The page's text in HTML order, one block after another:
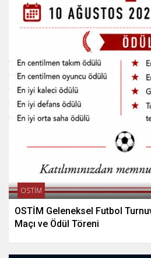
OSTİM
OSTİM Geleneksel Futbol
Maçı ve Ödül Töreni